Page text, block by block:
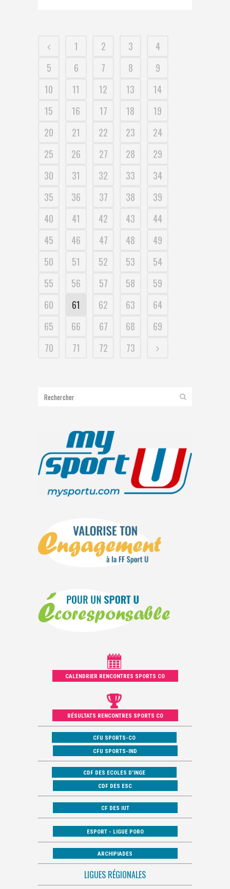
1 2 3
4
5
6 7 8
9
10
11 12 13
14
15
16 17 18
19
20
21 22 23
24
25
26 27 28
29
30
31 32 33
34
35
36 37 38
39
40
41 42 43
44
45
46 47 48
49
50
51 52 53
54
55
56 57 58
59
60
61 62 63
64
65
66 67 68
69
70
71 72 73
CALENDRIER RENCONTRES SPORTS CO
RÉSULTATS RENCONTRES SPORTS CO
CFU SPORTS-CO
CFU SPORTS-IND
CDF DES ECOLES D’INGE
CDF DES ESC
CF DES IUT
ESPORT - LIGUE PORO
ARCHIPIADES
LIGUES RÉGIONALES